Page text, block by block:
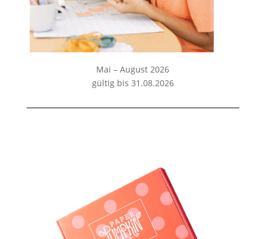
Mai – August 2026
gültig bis 31.08.2026